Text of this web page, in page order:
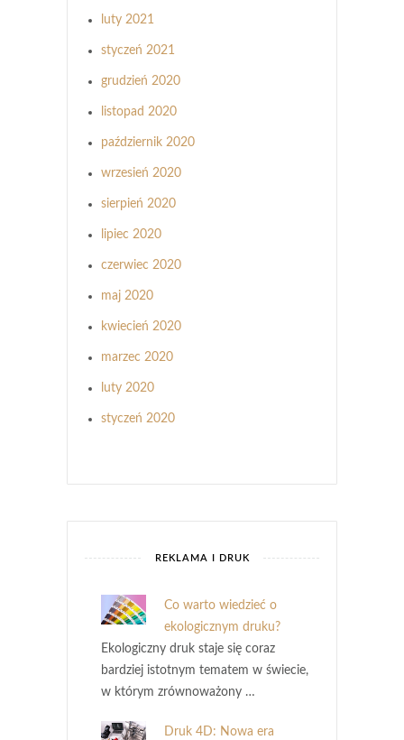
luty 2021
styczeń 2021
grudzień 2020
listopad 2020
październik 2020
wrzesień 2020
sierpień 2020
lipiec 2020
czerwiec 2020
maj 2020
kwiecień 2020
marzec 2020
luty 2020
styczeń 2020
REKLAMA I DRUK
Co warto wiedzieć o
ekologicznym druku?
Ekologiczny druk staje się coraz
bardziej istotnym tematem w świecie,
w którym zrównoważony …
Druk 4D: Nowa era